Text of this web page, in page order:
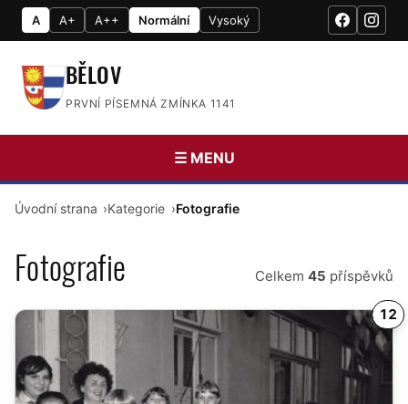
A A+ A++ Normální Vysoký
BĚLOV
PRVNÍ PÍSEMNÁ ZMÍNKA 1141
☰ MENU
Úvodní strana Kategorie Fotografie
Fotografie Celkem 45 příspěvků
12